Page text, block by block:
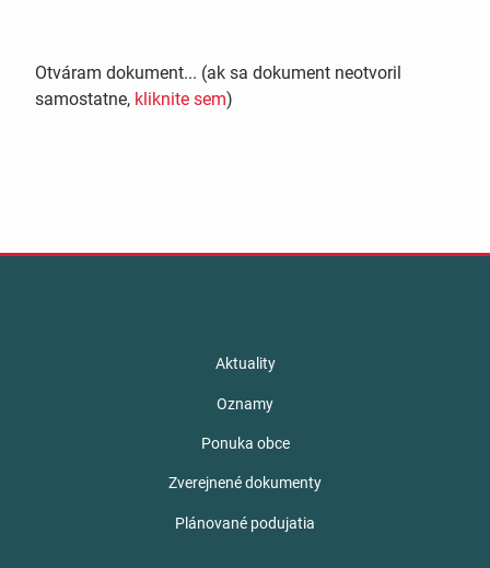
Otváram dokument... (ak sa dokument neotvoril
samostatne, kliknite sem)
Aktuality
Oznamy
Ponuka obce
Zverejnené dokumenty
Plánované podujatia